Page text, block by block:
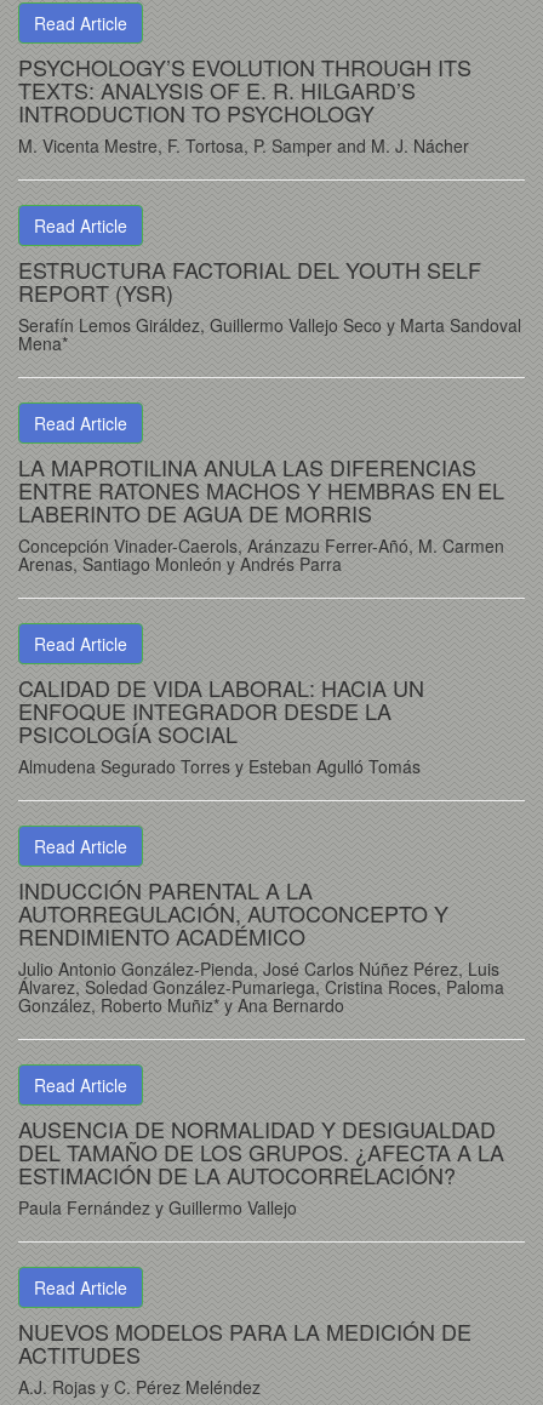
Read Article
PSYCHOLOGY’S EVOLUTION THROUGH ITS
TEXTS: ANALYSIS OF E. R. HILGARD’S
INTRODUCTION TO PSYCHOLOGY
M. Vicenta Mestre, F. Tortosa, P. Samper and M. J. Nácher
Read Article
ESTRUCTURA FACTORIAL DEL YOUTH SELF
REPORT (YSR)
Serafín Lemos Giráldez, Guillermo Vallejo Seco y Marta Sandoval
Mena*
Read Article
LA MAPROTILINA ANULA LAS DIFERENCIAS
ENTRE RATONES MACHOS Y HEMBRAS EN EL
LABERINTO DE AGUA DE MORRIS
Concepción Vinader-Caerols, Aránzazu Ferrer-Añó, M. Carmen
Arenas, Santiago Monleón y Andrés Parra
Read Article
CALIDAD DE VIDA LABORAL: HACIA UN
ENFOQUE INTEGRADOR DESDE LA
PSICOLOGÍA SOCIAL
Almudena Segurado Torres y Esteban Agulló Tomás
Read Article
INDUCCIÓN PARENTAL A LA
AUTORREGULACIÓN, AUTOCONCEPTO Y
RENDIMIENTO ACADÉMICO
Julio Antonio González-Pienda, José Carlos Núñez Pérez, Luis
Álvarez, Soledad González-Pumariega, Cristina Roces, Paloma
González, Roberto Muñiz* y Ana Bernardo
Read Article
AUSENCIA DE NORMALIDAD Y DESIGUALDAD
DEL TAMAÑO DE LOS GRUPOS. ¿AFECTA A LA
ESTIMACIÓN DE LA AUTOCORRELACIÓN?
Paula Fernández y Guillermo Vallejo
Read Article
NUEVOS MODELOS PARA LA MEDICIÓN DE
ACTITUDES
A.J. Rojas y C. Pérez Meléndez